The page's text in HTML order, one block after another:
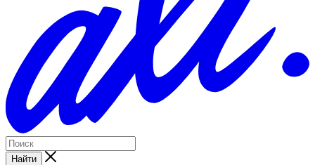
Найти